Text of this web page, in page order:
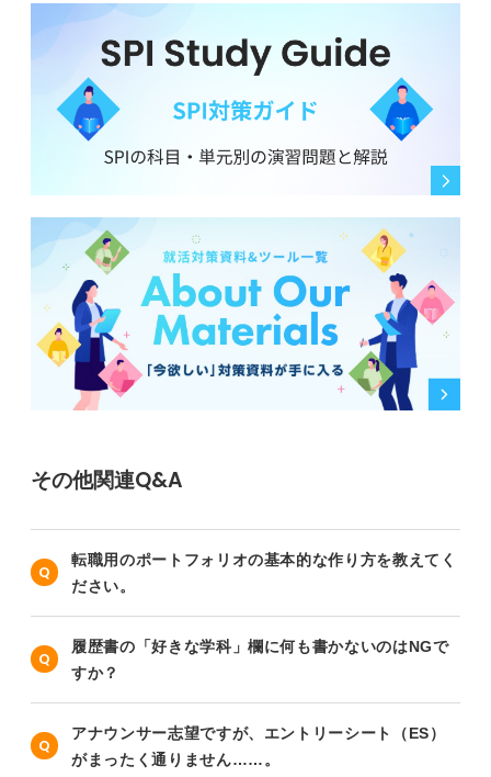
その他関連Q&A
転職用のポートフォリオの基本的な作り方を教えてく
ださい。
履歴書の「好きな学科」欄に何も書かないのはNGで
すか？
アナウンサー志望ですが、エントリーシート（ES）
がまったく通りません……。